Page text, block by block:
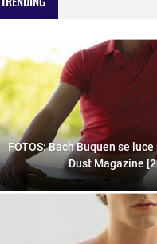
FOTOS: Bach Buquen se
Dust Magazine